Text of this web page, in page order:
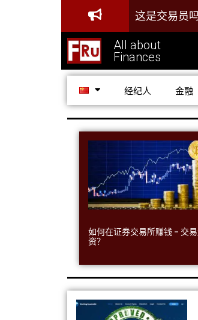
这是交易员
All about
Finances
经纪人 金融
如何在证券交易所赚钱 – 交
资？